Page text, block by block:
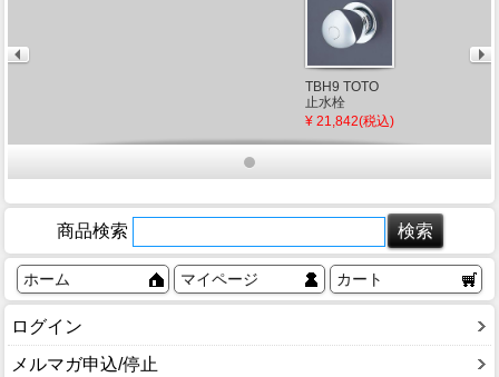
TBH9 TOTO
止水栓
¥ 21,842(税込)
商品検索
ホーム マイページ カート
ログイン
メルマガ申込/停止